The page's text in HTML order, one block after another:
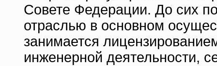
Совете Федерации. До сих
отраслью в основном
занимается
инженерной деятельности,